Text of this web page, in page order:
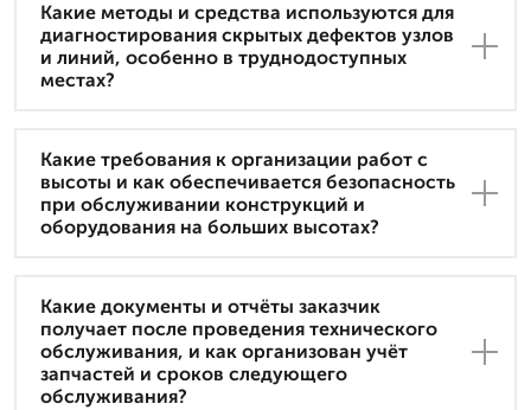
Какие методы и средства используются для
диагностирования скрытых дефектов узлов
и линий, особенно в труднодоступных
местах?
Какие требования к организации работ с
высоты и как обеспечивается безопасность
при обслуживании конструкций и
оборудования на больших высотах?
Какие документы и отчёты заказчик
получает после проведения технического
обслуживания, и как организован учёт
запчастей и сроков следующего
обслуживания?